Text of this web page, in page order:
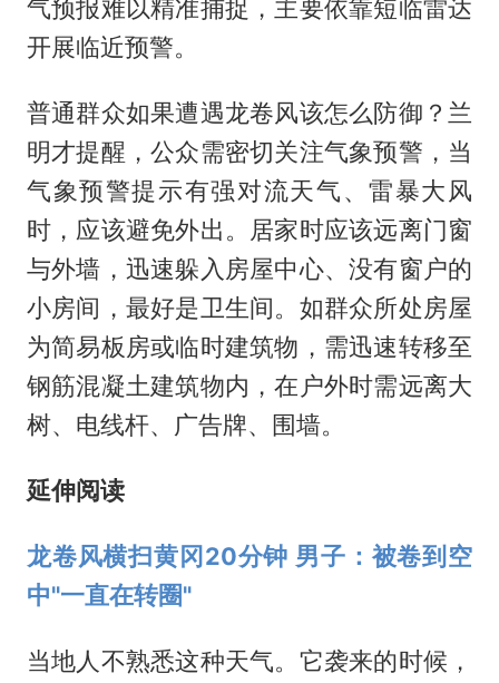
气预报难以精准捕捉，主要依靠短临雷达
开展临近预警。
普通群众如果遭遇龙卷风该怎么防御？兰
明才提醒，公众需密切关注气象预警，当
气象预警提示有强对流天气、雷暴大风
时，应该避免外出。居家时应该远离门窗
与外墙，迅速躲入房屋中心、没有窗户的
小房间，最好是卫生间。如群众所处房屋
为简易板房或临时建筑物，需迅速转移至
钢筋混凝土建筑物内，在户外时需远离大
树、电线杆、广告牌、围墙。
延伸阅读
龙卷风横扫黄冈20分钟 男子：被卷到空
中"一直在转圈"
当地人不熟悉这种天气。它袭来的时候，